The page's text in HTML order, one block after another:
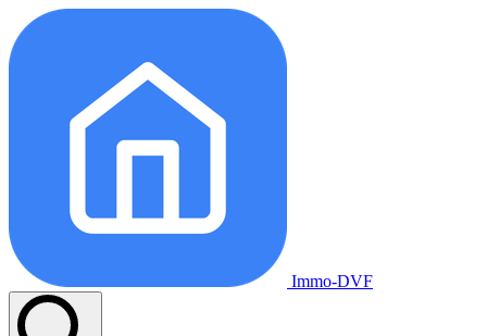
Immo-DVF